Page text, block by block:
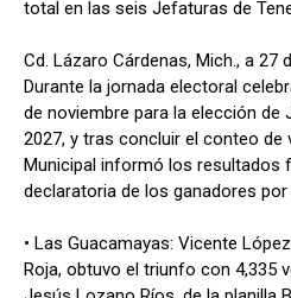
total en las seis Jefaturas de
Cd. Lázaro Cárdenas, Mich., a 27
Durante la jornada electoral
de noviembre para la elección de
2027, y tras concluir el conteo
Municipal informó los resultados
declaratoria de los ganadores por
• Las Guacamayas: Vicente
Roja, obtuvo el triunfo con 4,335